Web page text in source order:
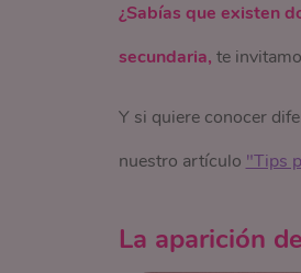
¿Sabías que existen
secundaria, te
Y si quiere conocer
nuestro artículo "Tips
La aparición